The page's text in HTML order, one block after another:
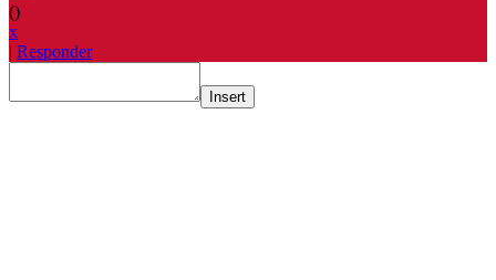
()
x
| Responder
Insert